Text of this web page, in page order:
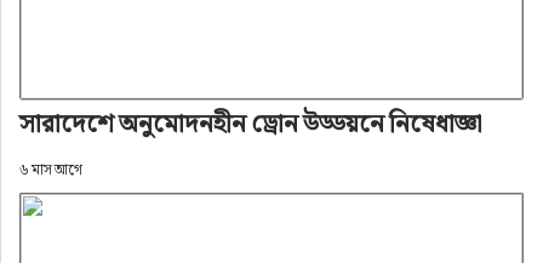
সারাদেশে অনুমোদনহীন ড্রোন উড্ডয়নে নিষেধাজ্ঞা
৬ মাস আগে